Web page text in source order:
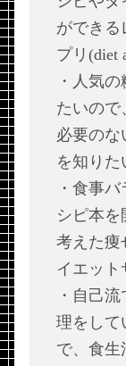
ができる
プリ(diet
・人気
たいので
必要のな
を知りた
・食事
シピ本を
考えた痩
イエット
・自己
理をして
で、食生